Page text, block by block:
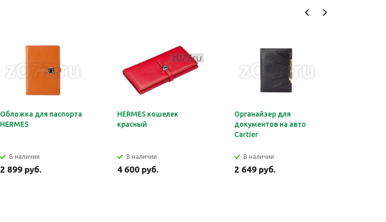
Обложка для паспорта
HERMES
В наличии
2 899 руб.
HERMES кошелек
красный
В наличии
4 600 руб.
Органайзер для
документов на авто
Cartier
В наличии
2 649 руб.